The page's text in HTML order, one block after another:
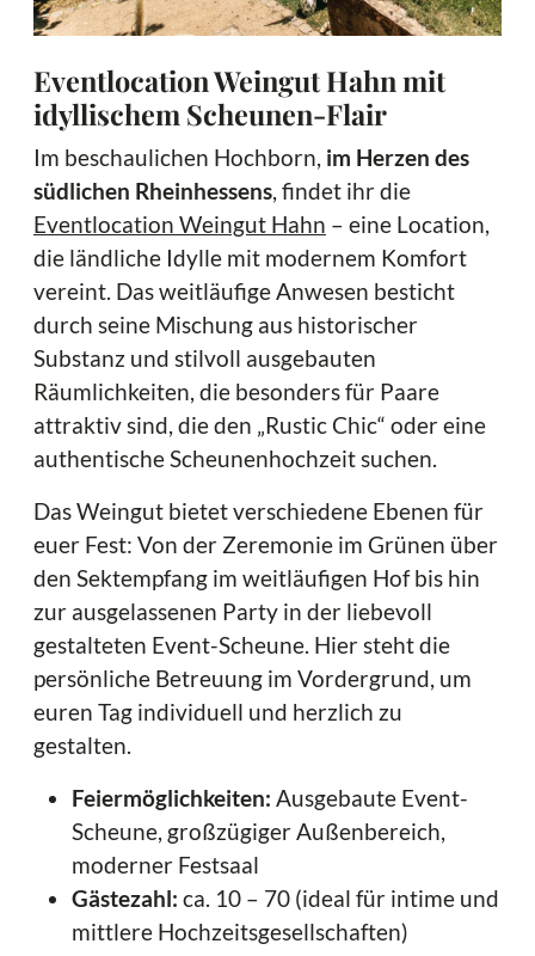
Eventlocation Weingut Hahn mit
idyllischem Scheunen-Flair
Im beschaulichen Hochborn, im Herzen des
südlichen Rheinhessens, findet ihr die
Eventlocation Weingut Hahn – eine Location,
die ländliche Idylle mit modernem Komfort
vereint. Das weitläufige Anwesen besticht
durch seine Mischung aus historischer
Substanz und stilvoll ausgebauten
Räumlichkeiten, die besonders für Paare
attraktiv sind, die den „Rustic Chic“ oder eine
authentische Scheunenhochzeit suchen.
Das Weingut bietet verschiedene Ebenen für
euer Fest: Von der Zeremonie im Grünen über
den Sektempfang im weitläufigen Hof bis hin
zur ausgelassenen Party in der liebevoll
gestalteten Event-Scheune. Hier steht die
persönliche Betreuung im Vordergrund, um
euren Tag individuell und herzlich zu
gestalten.
Feiermöglichkeiten: Ausgebaute Event-
Scheune, großzügiger Außenbereich,
moderner Festsaal
Gästezahl: ca. 10 – 70 (ideal für intime und
mittlere Hochzeitsgesellschaften)